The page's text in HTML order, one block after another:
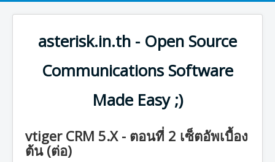
asterisk.in.th - Open Source
Communications Software
Made Easy ;)
vtiger CRM 5.X - ตอนที่ 2 เซ็ตอัพเบื้อง
ต้น (ต่อ)